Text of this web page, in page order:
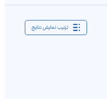
ترتیب نمایش نتایج